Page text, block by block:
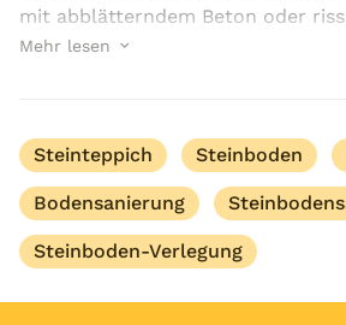
mit abblätterndem Beton oder
wirken wenig einladend. Das alles
Mehr lesen
Steinteppich Steinboden
Bodensanierung
Steinboden-Verlegung